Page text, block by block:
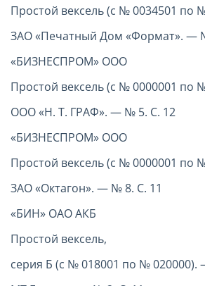
Простой вексель (с № 0034501 по
ЗАО «Печатный Дом «Формат». —
«БИЗНЕСПРОМ» ООО
Простой вексель (с № 0000001 по
ООО «Н. Т. ГРАФ». — № 5. С. 12
«БИЗНЕСПРОМ» ООО
Простой вексель (с № 0000001 по
ЗАО «Октагон». — № 8. С. 11
«БИН» ОАО АКБ
Простой вексель,
серия Б (с № 018001 по № 020000).